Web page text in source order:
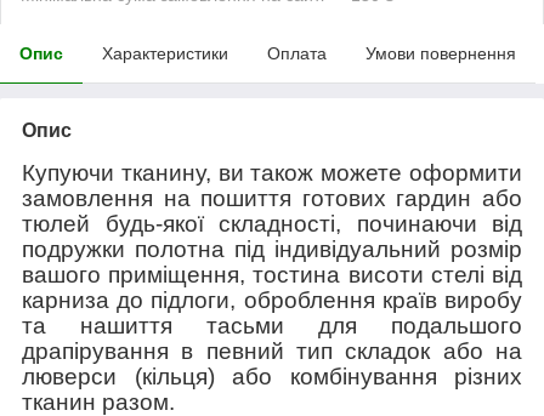
Опис Характеристики Оплата Умови повернення
Опис
Купуючи тканину, ви також можете оформити
замовлення на пошиття готових гардин або
тюлей будь-якої складності, починаючи від
подружки полотна під індивідуальний розмір
вашого приміщення, тостина висоти стелі від
карниза до підлоги, оброблення країв виробу
та нашиття тасьми для подальшого
драпірування в певний тип складок або на
люверси (кільця) або комбінування різних
тканин разом.